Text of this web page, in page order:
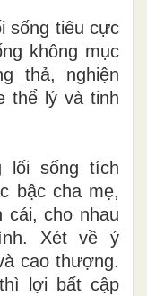
sống tiêu cực
không mục
thả, nghiện
thể lý và tinh
lối sống tích
bậc cha mẹ,
cái, cho nhau
Xét về ý
cao thượng.
lợi bất cập